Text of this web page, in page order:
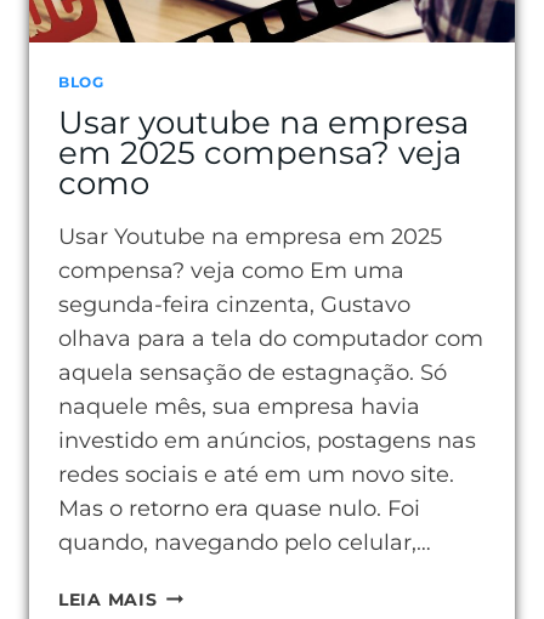
TANTO
BLOG
Usar youtube na empresa
em 2025 compensa? veja
como
Usar Youtube na empresa em 2025
compensa? veja como Em uma
segunda-feira cinzenta, Gustavo
olhava para a tela do computador com
aquela sensação de estagnação. Só
naquele mês, sua empresa havia
investido em anúncios, postagens nas
redes sociais e até em um novo site.
Mas o retorno era quase nulo. Foi
quando, navegando pelo celular,…
LEIA MAISUSAR